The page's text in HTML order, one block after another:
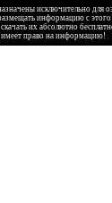
исключительно для
информацию с
их абсолютно
имеет право на информацию!